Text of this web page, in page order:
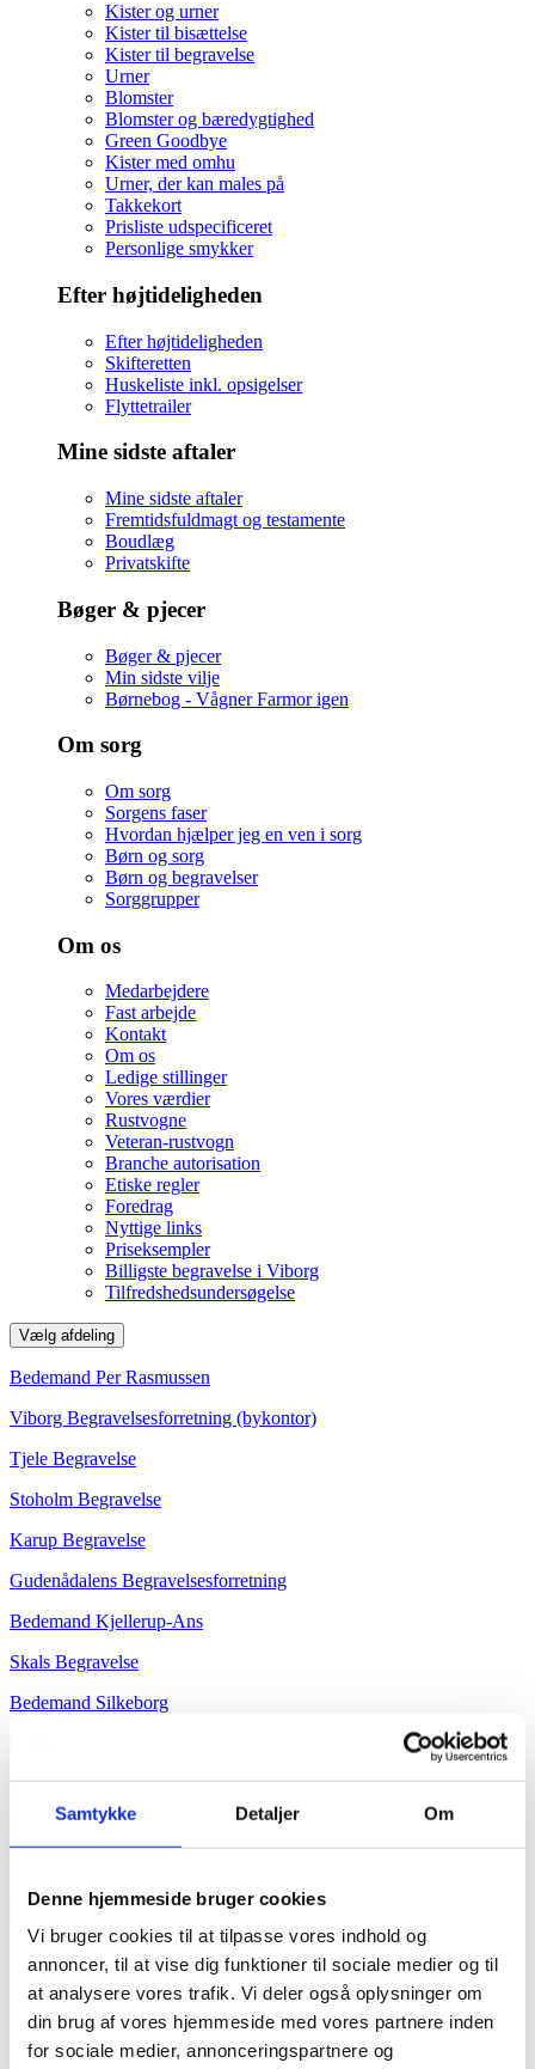
Samtykke Detaljer Om
Denne hjemmeside bruger cookies
Vi bruger cookies til at tilpasse vores indhold og
annoncer, til at vise dig funktioner til sociale medier og til
at analysere vores trafik. Vi deler også oplysninger om
din brug af vores hjemmeside med vores partnere inden
for sociale medier, annonceringspartnere og
Kister og urner
Kister til bisættelse
Kister til begravelse
Urner
Blomster
Blomster og bæredygtighed
Green Goodbye
Kister med omhu
Urner, der kan males på
Takkekort
Prisliste udspecificeret
Personlige smykker
Efter højtideligheden
Efter højtideligheden
Skifteretten
Huskeliste inkl. opsigelser
Flyttetrailer
Mine sidste aftaler
Mine sidste aftaler
Fremtidsfuldmagt og testamente
Boudlæg
Privatskifte
Bøger & pjecer
Bøger & pjecer
Min sidste vilje
Børnebog - Vågner Farmor igen
Om sorg
Om sorg
Sorgens faser
Hvordan hjælper jeg en ven i sorg
Børn og sorg
Børn og begravelser
Sorggrupper
Om os
Medarbejdere
Fast arbejde
Kontakt
Om os
Ledige stillinger
Vores værdier
Rustvogne
Veteran-rustvogn
Branche autorisation
Etiske regler
Foredrag
Nyttige links
Priseksempler
Billigste begravelse i Viborg
Tilfredshedsundersøgelse
Vælg afdeling
Bedemand Per Rasmussen
Viborg Begravelsesforretning (bykontor)
Tjele Begravelse
Stoholm Begravelse
Karup Begravelse
Gudenådalens Begravelsesforretning
Bedemand Kjellerup-Ans
Skals Begravelse
Bedemand Silkeborg
Døgnåben tlf.:86 62 01 96
Du er her:
Forside -
Mine sidste aftaler
Boudlæg